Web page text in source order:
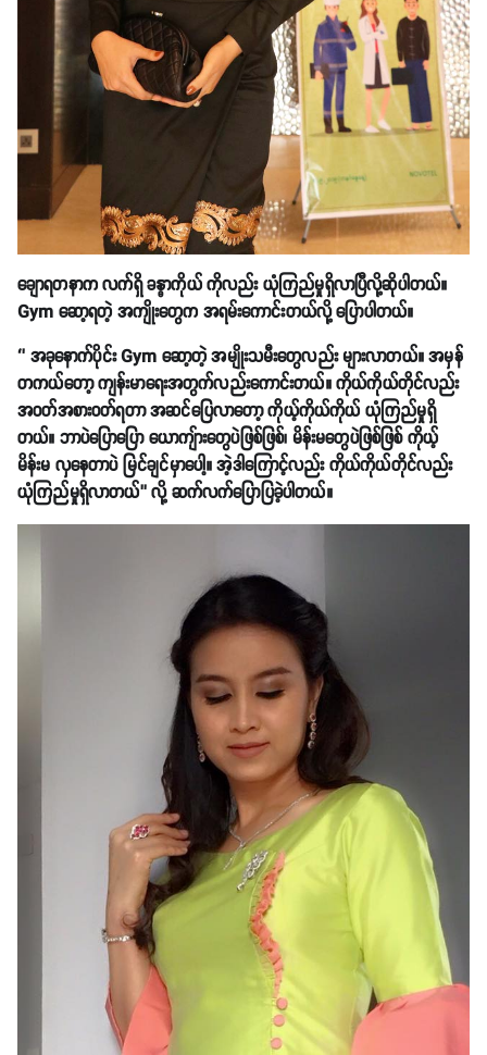
ချောရတနာက လက်ရှိ ခန္ဓာကိုယ် ကိုလည်း ယုံကြည်မှုရှိလာပြီလို့ဆိုပါတယ်။
Gym ဆော့ရတဲ့ အကျိုးတွေက အရမ်းကောင်းတယ်လို့ ပြောပါတယ်။
‘’ အခုနောက်ပိုင်း Gym ဆော့တဲ့ အမျိုးသမီးတွေလည်း များလာတယ်။ အမှန်
တကယ်တော့ ကျန်းမာရေးအတွက်လည်းကောင်းတယ်။ ကိုယ်ကိုယ်တိုင်လည်း
အဝတ်အစားဝတ်ရတာ အဆင်ပြေလာတော့ ကိုယ့်ကိုယ်ကိုယ် ယုံကြည်မှုရှိ
တယ်။ ဘာပဲပြောပြော ယောကျ်ားတွေပဲဖြစ်ဖြစ်၊ မိန်းမတွေပဲဖြစ်ဖြစ် ကိုယ့်
မိန်းမ လှနေတာပဲ မြင်ချင်မှာပေါ့။ အဲ့ဒါကြောင့်လည်း ကိုယ်ကိုယ်တိုင်လည်း
ယုံကြည်မှုရှိလာတယ်’’ လို့ ဆက်လက်ပြောပြခဲ့ပါတယ်။